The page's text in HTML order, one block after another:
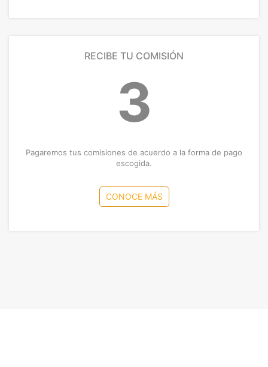
RECIBE TU COMISIÓN
3
Pagaremos tus comisiones de acuerdo a la forma de pago
escogida.
CONOCE MÁS